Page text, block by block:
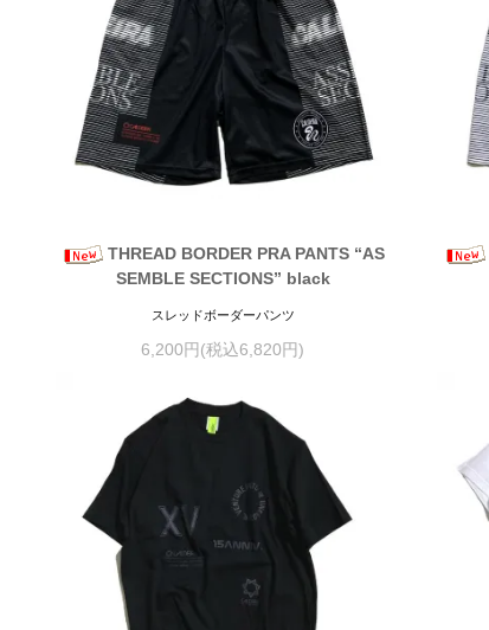
THREAD BORDER PRA PANTS “AS
SEMBLE SECTIONS” black
スレッドボーダーパンツ
6,200円(税込6,820円)